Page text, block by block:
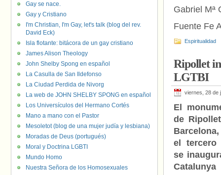
Gabriel Mª
Fuente Fe
Espiritualidad
Ripollet
LGTBI
viernes, 28 de
El
de
el tercero
se
Catalunya
Gay se nace.
Gay y Cristiano
I'm Christian, I'm Gay, let's talk (blog del rev.
David Eck)
Isla flotante: bitácora de un gay cristiano
James Alison Theology
John Shelby Spong en español
La Casulla de San Ildefonso
La Ciudad Perdida de Nivorg
La web de JOHN SHELBY SPONG en español
Los Universículos del Hermano Cortés
Mano a mano con el Pastor
Mesoletot (blog de una mujer judía y lesbiana)
Moradas de Deus (portugués)
Moral y Doctrina LGBTI
Mundo Homo
Nuestra Señora de los Homosexuales